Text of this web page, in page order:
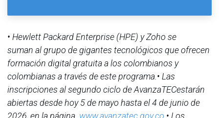
• Hewlett Packard Enterprise (HPE) y Zoho se
suman al grupo de gigantes tecnológicos que ofrecen
formación digital gratuita a los colombianos y
colombianas a través de este programa.• Las
inscripciones al segundo ciclo de AvanzaTECestarán
abiertas desde hoy 5 de mayo hasta el 4 de junio de